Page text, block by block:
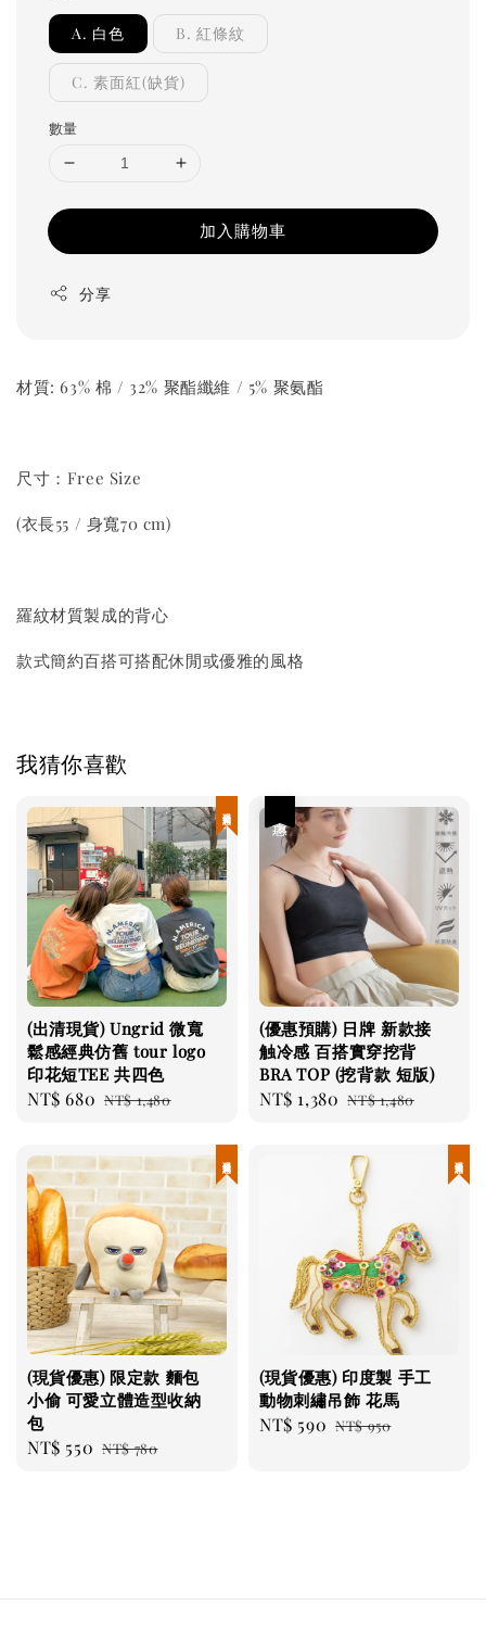
A. 白色 B. 紅條紋
C. 素面紅(缺貨)
數量
加入購物車
分享
材質: 63% 棉 / 32% 聚酯纖維 / 5% 聚氨酯
尺寸：Free Size
(衣長55 / 身寬70 cm)
羅紋材質製成的背心
款式簡約百搭可搭配休閒或優雅的風格
我猜你喜歡
(出清現貨) Ungrid 微寬
鬆感經典仿舊 tour logo
印花短TEE 共四色
Sale
NT$ 680 Regular
NT$ 1,480
(優惠預購) 日牌 新款接
触冷感 百搭實穿挖背
BRA TOP (挖背款 短版)
Sale
NT$ 1,380 Regular
NT$ 1,480
(現貨優惠) 限定款 麵包
小偷 可愛立體造型收納
包
Sale
NT$ 550 Regular
NT$ 780
(現貨優惠) 印度製 手工
動物刺繡吊飾 花馬
Sale
NT$ 590 Regular
NT$ 950